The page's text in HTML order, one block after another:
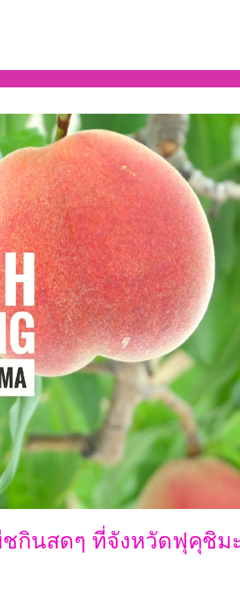
ชกินสดๆ ที่จังหวัดฟุคุชิม